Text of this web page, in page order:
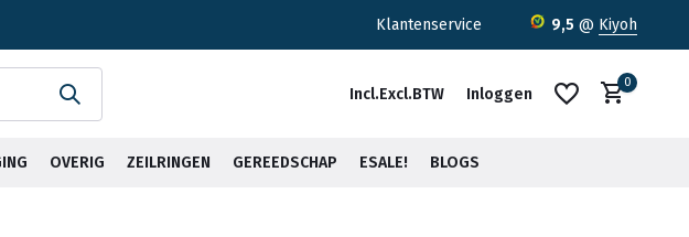
verzonden! Gratis verzending <30kg vanaf €75,-*
Klantenservice 9,5 @ Kiyoh
Incl.Excl.BTW Inloggen
0
OVERIG ZEILRINGEN GEREEDSCHAP ESALE! BLOGS